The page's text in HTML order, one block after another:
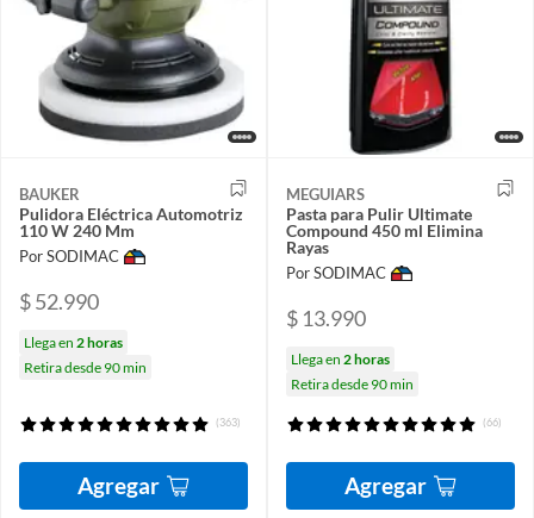
BAUKER
Pulidora Eléctrica Automotriz
110 W 240 Mm
Por SODIMAC
$ 52.990
Llega en 2 horas
Retira desde 90 min
(363)
Agregar
MEGUIARS
Pasta para Pulir Ultimate
Compound 450 ml Elimina
Rayas
Por SODIMAC
$ 13.990
Llega en 2 horas
Retira desde 90 min
(66)
Agregar